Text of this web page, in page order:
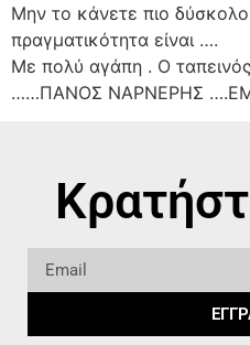
Μην το κάνετε πιο
πραγματικότητα είναι ….
Με πολύ αγάπη . Ο
……ΠΑΝΟΣ ΝΑΡΝΕΡΗΣ